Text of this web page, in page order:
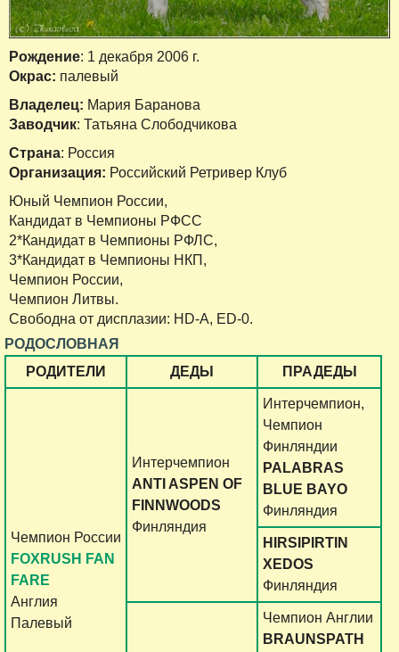
Рождение: 1 декабря 2006 г.
Окрас: палевый
Владелец: Мария Баранова
Заводчик: Татьяна Слободчикова
Страна: Россия
Организация: Российский Ретривер Клуб
Юный Чемпион России,
Кандидат в Чемпионы РФСС
2*Кандидат в Чемпионы РФЛС,
3*Кандидат в Чемпионы НКП,
Чемпион России,
Чемпион Литвы.
Свободна от дисплазии: HD-A, ED-0.
РОДОСЛОВНАЯ
РОДИТЕЛИ
ДЕДЫ ПРАДЕДЫ
Чемпион России
FOXRUSH FAN
FARE
Англия
Палевый
Интерчемпион
ANTI ASPEN OF
FINNWOODS
Финляндия
Интерчемпион,
Чемпион
Финляндии
PALABRAS
BLUE BAYO
Финляндия
HIRSIPIRTIN
XEDOS
Финляндия
Чемпион Англии
BRAUNSPATH